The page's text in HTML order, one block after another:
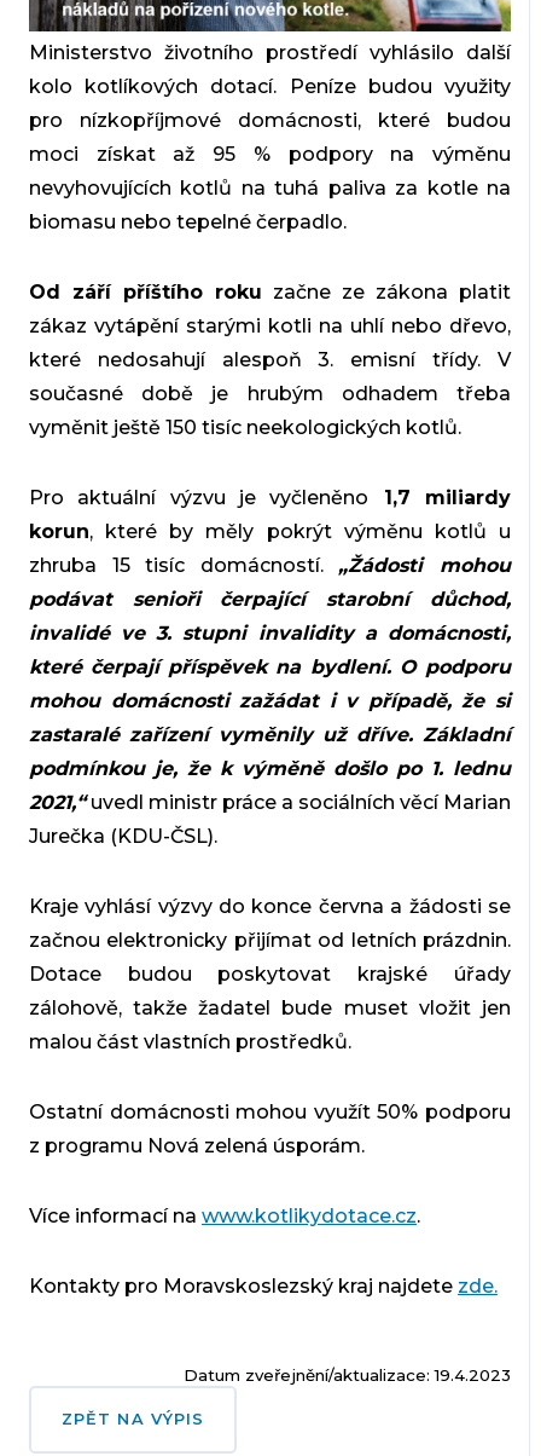
Ministerstvo životního prostředí vyhlásilo další
kolo kotlíkových dotací. Peníze budou využity
pro nízkopříjmové domácnosti, které budou
moci získat až 95 % podpory na výměnu
nevyhovujících kotlů na tuhá paliva za kotle na
biomasu nebo tepelné čerpadlo.
Od září příštího roku začne ze zákona platit
zákaz vytápění starými kotli na uhlí nebo dřevo,
které nedosahují alespoň 3. emisní třídy. V
současné době je hrubým odhadem třeba
vyměnit ještě 150 tisíc neekologických kotlů.
Pro aktuální výzvu je vyčleněno 1,7 miliardy
korun, které by měly pokrýt výměnu kotlů u
zhruba 15 tisíc domácností. „Žádosti mohou
podávat senioři čerpající starobní důchod,
invalidé ve 3. stupni invalidity a domácnosti,
které čerpají příspěvek na bydlení. O podporu
mohou domácnosti zažádat i v případě, že si
zastaralé zařízení vyměnily už dříve. Základní
podmínkou je, že k výměně došlo po 1. lednu
2021,“uvedl ministr práce a sociálních věcí Marian
Jurečka (KDU-ČSL).
Kraje vyhlásí výzvy do konce června a žádosti se
začnou elektronicky přijímat od letních prázdnin.
Dotace budou poskytovat krajské úřady
zálohově, takže žadatel bude muset vložit jen
malou část vlastních prostředků.
Ostatní domácnosti mohou využít 50% podporu
z programu Nová zelená úsporám.
Více informací na www.kotlikydotace.cz.
Kontakty pro Moravskoslezský kraj najdete zde.
Datum zveřejnění/aktualizace: 19.4.2023
ZPĚT NA VÝPIS